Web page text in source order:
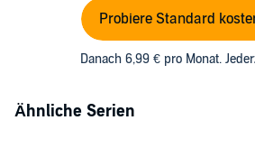
Probiere Standard
Danach 6,99 € pro Monat.
Ähnliche Serien